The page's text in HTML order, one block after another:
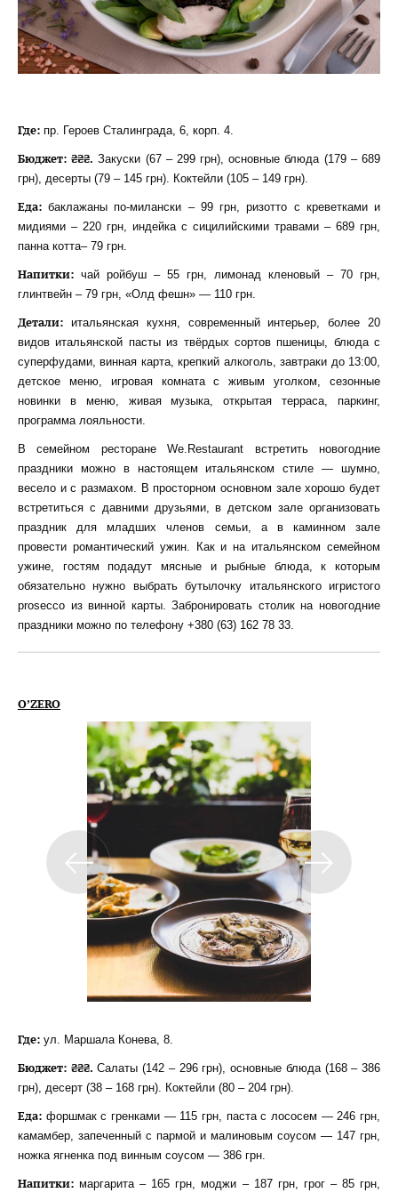
Где: пр. Героев Сталинграда, 6, корп. 4.
Бюджет: ₴₴₴. Закуски (67 – 299 грн), основные блюда (179 – 689
грн), десерты (79 – 145 грн). Коктейли (105 – 149 грн).
Еда: баклажаны по-милански – 99 грн, ризотто с креветками и
мидиями – 220 грн, индейка с сицилийскими травами – 689 грн,
панна котта– 79 грн.
Напитки: чай ройбуш – 55 грн, лимонад кленовый – 70 грн,
глинтвейн – 79 грн, «Олд фешн» — 110 грн.
Детали: итальянская кухня, современный интерьер, более 20
видов итальянской пасты из твёрдых сортов пшеницы, блюда с
суперфудами, винная карта, крепкий алкоголь, завтраки до 13:00,
детское меню, игровая комната с живым уголком, сезонные
новинки в меню, живая музыка, открытая терраса, паркинг,
программа лояльности.
В семейном ресторане We.Restaurant встретить новогодние
праздники можно в настоящем итальянском стиле — шумно,
весело и с размахом. В просторном основном зале хорошо будет
встретиться с давними друзьями, в детском зале организовать
праздник для младших членов семьи, а в каминном зале
провести романтический ужин. Как и на итальянском семейном
ужине, гостям подадут мясные и рыбные блюда, к которым
обязательно нужно выбрать бутылочку итальянского игристого
prosecco из винной карты. Забронировать столик на новогодние
праздники можно по телефону +380 (63) 162 78 33.
O’ZERO
Где: ул. Маршала Конева, 8.
Бюджет: ₴₴₴. Салаты (142 – 296 грн), основные блюда (168 – 386
грн), десерт (38 – 168 грн). Коктейли (80 – 204 грн).
Еда: форшмак с гренками — 115 грн, паста с лососем — 246 грн,
камамбер, запеченный с пармой и малиновым соусом — 147 грн,
ножка ягненка под винным соусом — 386 грн.
Напитки: маргарита – 165 грн, моджи – 187 грн, грог – 85 грн,